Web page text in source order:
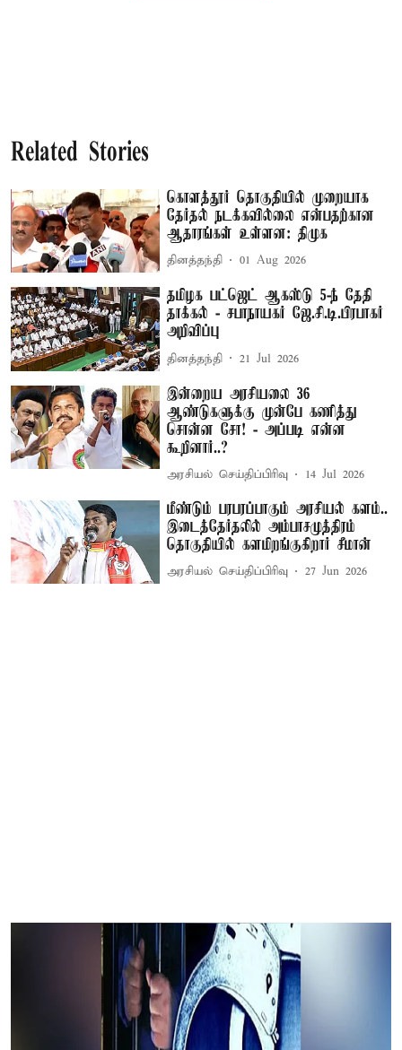
Related Stories
கொளத்தூர் தொகுதியில் முறையாக
தேர்தல் நடக்கவில்லை என்பதற்கான
ஆதாரங்கள் உள்ளன: திமுக
தினத்தந்தி 01 Aug 2026
தமிழக பட்ஜெட் ஆகஸ்டு 5-ந் தேதி
தாக்கல் - சபாநாயகர் ஜே.சி.டி.பிரபாகர்
அறிவிப்பு
தினத்தந்தி 21 Jul 2026
இன்றைய அரசியலை 36
ஆண்டுகளுக்கு முன்பே கணித்து
சொன்ன சோ! - அப்படி என்ன
கூறினார்..?
அரசியல் செய்திப்பிரிவு 14 Jul 2026
மீண்டும் பரபரப்பாகும் அரசியல் களம்..
இடைத்தேர்தலில் அம்பாசமுத்திரம்
தொகுதியில் களமிறங்குகிறார் சீமான்
அரசியல் செய்திப்பிரிவு 27 Jun 2026